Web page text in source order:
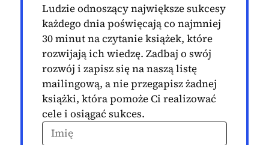
Ludzie odnoszący największe sukcesy
każdego dnia poświęcają co najmniej
30 minut na czytanie książek, które
rozwijają ich wiedzę. Zadbaj o swój
rozwój i zapisz się na naszą listę
mailingową, a nie przegapisz żadnej
książki, która pomoże Ci realizować
cele i osiągać sukces.